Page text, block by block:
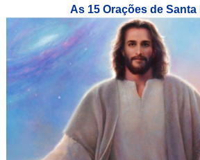
As 15 Orações de